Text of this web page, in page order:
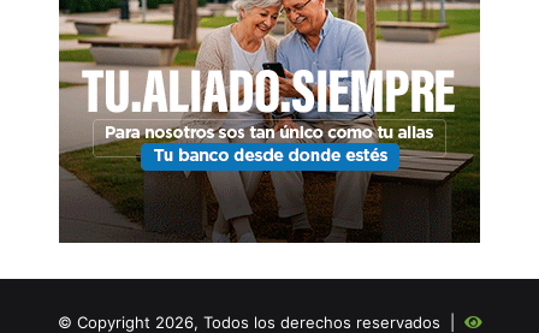
© Copyright 2026, Todos los derechos reservados |